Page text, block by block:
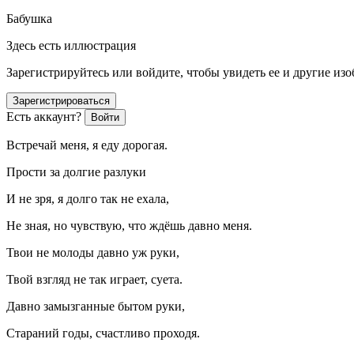
Бабушка
Здесь есть иллюстрация
Зарегистрируйтесь или войдите, чтобы увидеть ее и другие
Зарегистрироваться
Есть аккаунт? Войти
Встречай меня, я еду дорогая.
Прости за долгие разлуки
И не зря, я долго так не ехала,
Не зная, но чувствую, что ждёшь давно меня.
Твои не молоды давно уж руки,
Твой взгляд не так играет, суета.
Давно замызганные бытом руки,
Стараний годы, счастливо проходя.